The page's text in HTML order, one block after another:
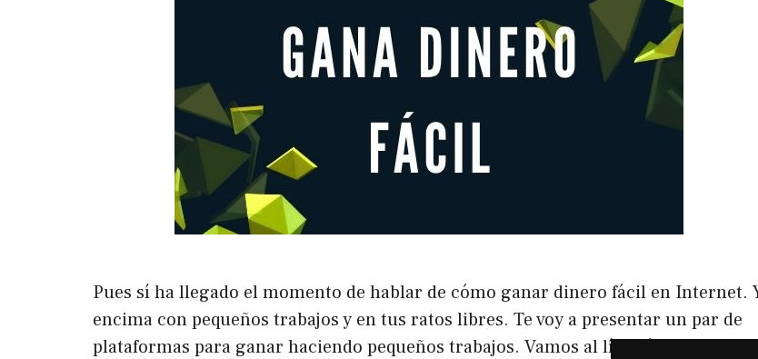
Pues sí ha llegado el momento de hablar de cómo ganar dinero fácil en Internet.
encima con pequeños trabajos y en tus ratos libres. Te voy a presentar un par de
plataformas para ganar haciendo pequeños trabajos. Vamos al lío. Cómo ganar